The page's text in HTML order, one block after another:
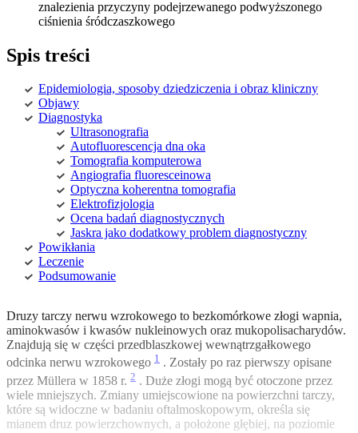
znalezienia przyczyny podejrzewanego podwyższonego
ciśnienia śródczaszkowego
Spis treści
Epidemiologia, sposoby dziedziczenia i obraz kliniczny
Objawy
Diagnostyka
Ultrasonografia
Autofluorescencja dna oka
Tomografia komputerowa
Angiografia fluoresceinowa
Optyczna koherentna tomografia
Elektrofizjologia
Ocena badań diagnostycznych
Jaskra jako dodatkowy problem diagnostyczny
Powikłania
Leczenie
Podsumowanie
Druzy tarczy nerwu wzrokowego to bezkomórkowe złogi wapnia,
aminokwasów i kwasów nukleinowych oraz mukopolisacharydów.
Znajdują się w części przedblaszkowej wewnątrzgałkowego
odcinka nerwu wzrokowego 1 . Zostały po raz pierwszy opisane
przez Müllera w 1858 r. 2 . Duże złogi mogą być otoczone przez
wiele mniejszych. Zmiany umiejscowione na powierzchni tarczy,
które są widoczne w badaniu oftalmoskopowym, określa się
mianem druz powierzchownych, a położone głębiej, na poziomie